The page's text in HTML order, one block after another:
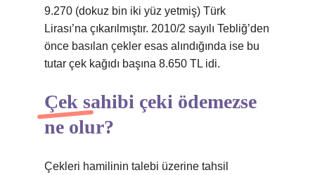
9.270 (dokuz bin iki yüz yetmiş) Türk
Lirası’na çıkarılmıştır. 2010/2 sayılı Tebliğ’den
önce basılan çekler esas alındığında ise bu
tutar çek kağıdı başına 8.650 TL idi.
Çek sahibi çeki ödemezse
ne olur?
Çekleri hamilinin talebi üzerine tahsil